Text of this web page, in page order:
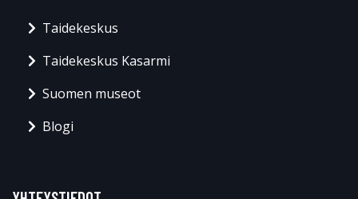
Taidekeskus
Taidekeskus Kasarmi
Suomen museot
Blogi